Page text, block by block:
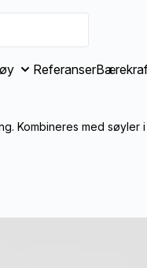
Referanser
Kombineres med søyler